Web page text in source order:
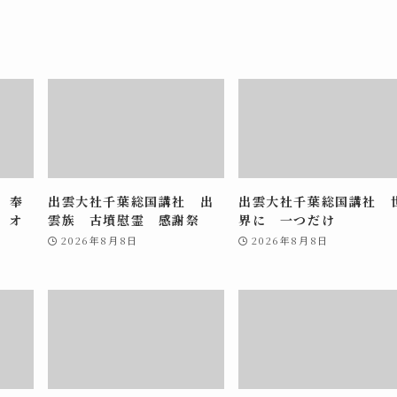
奉
オ
出雲大社千葉総国講社 出
雲族 古墳慰霊 感謝祭
2026年8月8日
出雲大社千葉総国講社
界に 一つだけ
2026年8月8日